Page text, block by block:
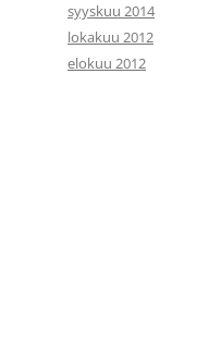
syyskuu 2014
lokakuu 2012
elokuu 2012